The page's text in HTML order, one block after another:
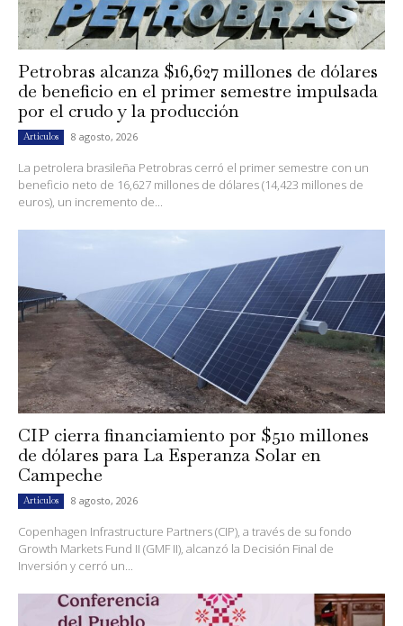
Petrobras alcanza $16,627 millones de dólares
de beneficio en el primer semestre impulsada
por el crudo y la producción
Artículos 8 agosto, 2026
La petrolera brasileña Petrobras cerró el primer semestre con un
beneficio neto de 16,627 millones de dólares (14,423 millones de
euros), un incremento de...
CIP cierra financiamiento por $510 millones
de dólares para La Esperanza Solar en
Campeche
Artículos 8 agosto, 2026
Copenhagen Infrastructure Partners (CIP), a través de su fondo
Growth Markets Fund II (GMF II), alcanzó la Decisión Final de
Inversión y cerró un...